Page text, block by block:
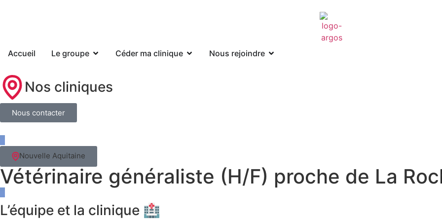
Accueil Le groupe Céder ma clinique Nous rejoindre
Nos cliniques
Nous contacter
Nouvelle Aquitaine
Vétérinaire généraliste (H/F) proche de La
L’équipe et la clinique 🏥